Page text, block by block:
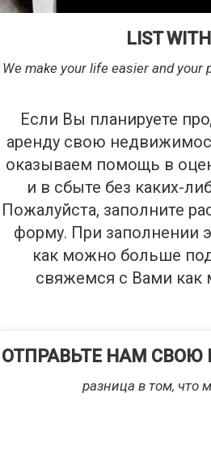
LIST
We make your life easier and your
Если Вы планируете
аренду свою
оказываем помощь в
и в сбыте без каких-
Пожалуйста, заполните
форму. При заполнении
как можно больше
свяжемся с Вами
ОТПРАВЬТЕ НАМ
разница в том, что